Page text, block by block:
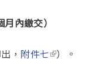
月內繳交）
， 附件七(link is
）。